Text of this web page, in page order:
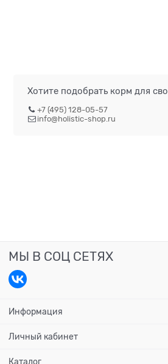
Хотите подобрать корм для
+7 (495) 128-05-57
info@holistic-shop.ru
МЫ В СОЦ СЕТЯХ
Информация
Личный кабинет
Каталог